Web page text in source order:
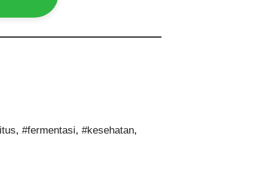
, #fermentasi, #kesehatan,